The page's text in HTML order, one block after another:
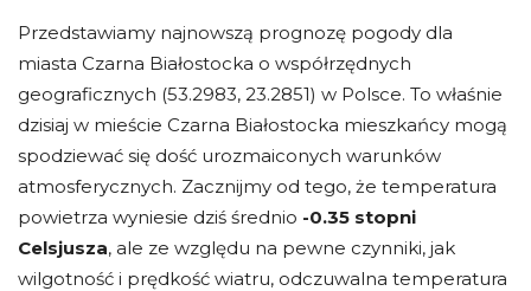
Przedstawiamy najnowszą prognozę pogody dla
miasta Czarna Białostocka o współrzędnych
geograficznych (53.2983, 23.2851) w Polsce. To właśnie
dzisiaj w mieście Czarna Białostocka mieszkańcy mogą
spodziewać się dość urozmaiconych warunków
atmosferycznych. Zacznijmy od tego, że temperatura
powietrza wyniesie dziś średnio -0.35 stopni
Celsjusza, ale ze względu na pewne czynniki, jak
wilgotność i prędkość wiatru, odczuwalna temperatura